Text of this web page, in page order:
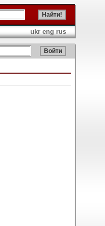
ukr eng rus